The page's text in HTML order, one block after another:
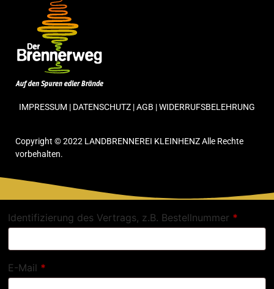
IMPRESSUM | DATENSCHUTZ |AGB |WIDERRUFSBELEHRUNG
Copyright © 2022 LANDBRENNEREI KLEINHENZ Alle Rechte
vorbehalten.
Identifizierung des Vertrags, z.B. Bestellnummer *
E-Mail *